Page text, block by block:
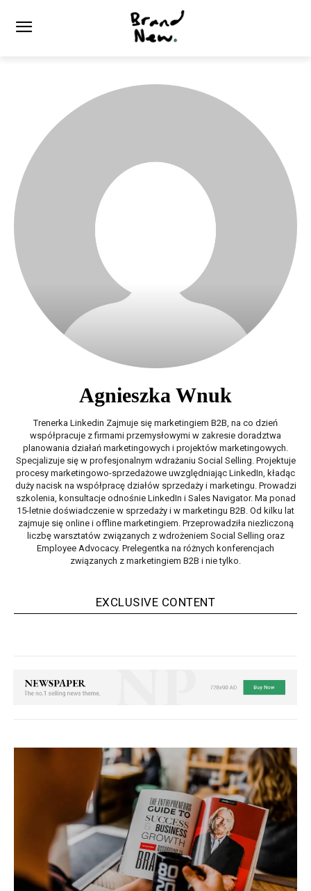
Agnieszka Wnuk
Trenerka Linkedin Zajmuje się marketingiem B2B, na co dzień
współpracuje z firmami przemysłowymi w zakresie doradztwa
planowania działań marketingowych i projektów marketingowych.
Specjalizuje się w profesjonalnym wdrażaniu Social Selling. Projektuje
procesy marketingowo-sprzedażowe uwzględniając LinkedIn, kładąc
duży nacisk na współpracę działów sprzedaży i marketingu. Prowadzi
szkolenia, konsultacje odnośnie LinkedIn i Sales Navigator. Ma ponad
15-letnie doświadczenie w sprzedaży i w marketingu B2B. Od kilku lat
zajmuje się online i offline marketingiem. Przeprowadziła niezliczoną
liczbę warsztatów związanych z wdrożeniem Social Selling oraz
Employee Advocacy. Prelegentka na różnych konferencjach
związanych z marketingiem B2B i nie tylko.
EXCLUSIVE CONTENT